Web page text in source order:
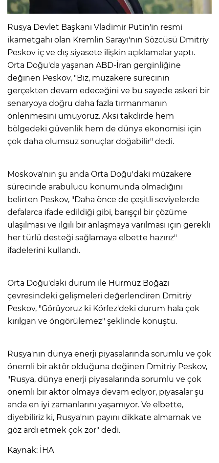
Rusya Devlet Başkanı Vladimir Putin'in resmi
ikametgahı olan Kremlin Sarayı'nın Sözcüsü Dmitriy
Peskov iç ve dış siyasete ilişkin açıklamalar yaptı.
Orta Doğu'da yaşanan ABD-İran gerginliğine
değinen Peskov, "Biz, müzakere sürecinin
gerçekten devam edeceğini ve bu sayede askeri bir
senaryoya doğru daha fazla tırmanmanın
önlenmesini umuyoruz. Aksi takdirde hem
bölgedeki güvenlik hem de dünya ekonomisi için
çok daha olumsuz sonuçlar doğabilir" dedi.
Moskova'nın şu anda Orta Doğu'daki müzakere
sürecinde arabulucu konumunda olmadığını
belirten Peskov, "Daha önce de çeşitli seviyelerde
defalarca ifade edildiği gibi, barışçıl bir çözüme
ulaşılması ve ilgili bir anlaşmaya varılması için gerekli
her türlü desteği sağlamaya elbette hazırız"
ifadelerini kullandı.
Orta Doğu'daki durum ile Hürmüz Boğazı
çevresindeki gelişmeleri değerlendiren Dmitriy
Peskov, "Görüyoruz ki Körfez'deki durum hala çok
kırılgan ve öngörülemez" şeklinde konuştu.
Rusya'nın dünya enerji piyasalarında sorumlu ve çok
önemli bir aktör olduğuna değinen Dmitriy Peskov,
"Rusya, dünya enerji piyasalarında sorumlu ve çok
önemli bir aktör olmaya devam ediyor, piyasalar şu
anda en iyi zamanlarını yaşamıyor. Ve elbette,
diyebiliriz ki, Rusya'nın payını dikkate almamak ve
göz ardı etmek çok zor" dedi.
Kaynak: İHA